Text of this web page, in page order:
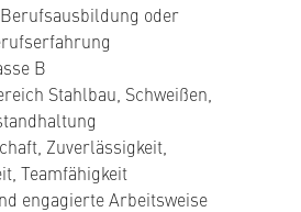
oder
B
Stahlbau, Schweißen,
Zuverlässigkeit,
Teamfähigkeit
engagierte Arbeitsweise